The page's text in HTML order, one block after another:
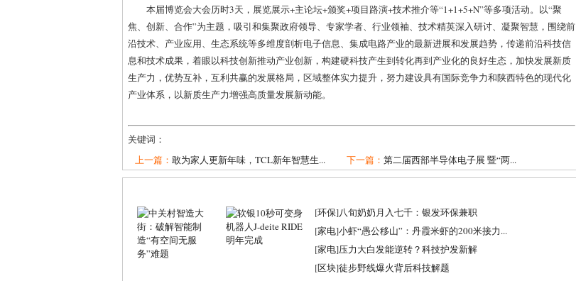
本届博览会大会历时3天，展览展示+主论坛+颁奖+项目路演+技术推介等“1+1+5+N”等多项活动。以“聚
焦、创新、合作”为主题，吸引和集聚政府领导、专家学者、行业领袖、技术精英深入研讨、凝聚智慧，围绕前
沿技术、产业应用、生态系统等多维度剖析电子信息、集成电路产业的最新进展和发展趋势，传递前沿科技信
息和技术成果，着眼以科技创新推动产业创新，构建硬科技产生到转化再到产业化的良好生态，加快发展新质
生产力，优势互补，互利共赢的发展格局，区域整体实力提升，努力建设具有国际竞争力和陕西特色的现代化
产业体系，以新质生产力增强高质量发展新动能。
关键词：
上一篇： 敢为家人更新年味，TCL新年智慧生... 下一篇： 第二届西部半导体电子展 暨“两...
[环保]八旬奶奶月入七千：银发环保兼职
[家电]小虾“愚公移山”：丹霞米虾的200米接力...
[家电]压力大白发能逆转？科技护发新解
[区块]徒步野线爆火背后科技解题